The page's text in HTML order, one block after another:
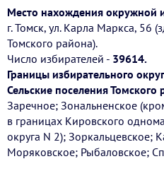
Место нахождения окружной
г. Томск, ул. Карла Маркса, 56
Томского района).
Число избирателей - 39614.
Границы избирательного
Сельские поселения Томского
Заречное; Зональненское
в границах Кировского
округа N 2); Зоркальцевское;
Моряковское; Рыбаловское;